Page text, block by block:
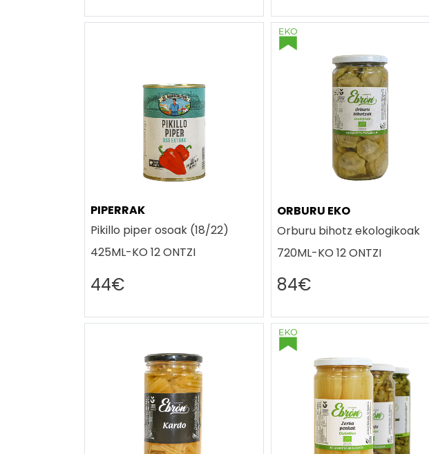
PIPERRAK
Pikillo piper osoak (18/22)
425ML-KO 12 ONTZI
44€
ORBURU EKO
Orburu bihotz ekologikoak
720ML-KO 12 ONTZI
84€